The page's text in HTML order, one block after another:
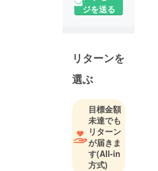
修行中☽:ﾟ･
日動画投
稿、配信し
ています。
来てね～♪
ジを送る
リターンを
選ぶ
目標金額
未達でも
リターン
が届きま
す(All-in
方式)